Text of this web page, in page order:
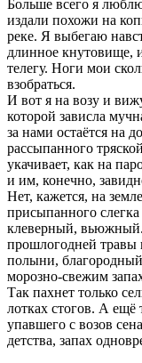
Больше всего я
издали похожи на
реке. Я выбегаю
длинное кнутовище,
телегу. Ноги мои
взобраться.
И вот я на возу и
которой зависла
за нами остаётся на
рассыпанного
укачивает, как на
и им, конечно,
Нет, кажется, на
присыпанного
клеверный, вьюжный.
прошлогодней
полыни,
морозно-свежим
Так пахнет только
лотках стогов. А ещё
упавшего с возов
детства, запах